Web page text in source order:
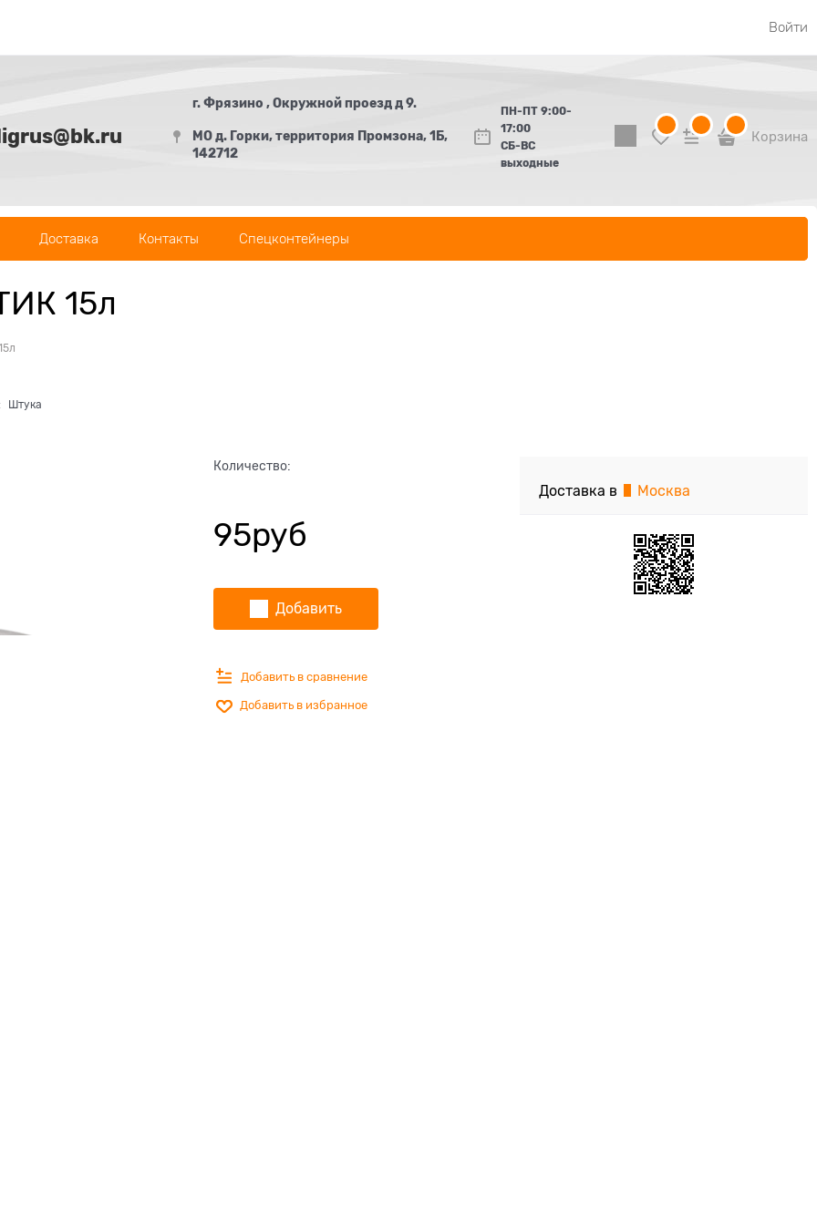
Войти
г. Фрязино , Окружной проезд д 9.
МО д. Горки, территория Промзона, 1Б,
142712
ПН-ПТ 9:00-
17:00
СБ-ВС
выходные
Корзина
Доставка Контакты Спецконтейнеры
15л
Штука
Количество:
95руб
Добавить
Добавить в сравнение
Добавить в избранное
Доставка в Москва